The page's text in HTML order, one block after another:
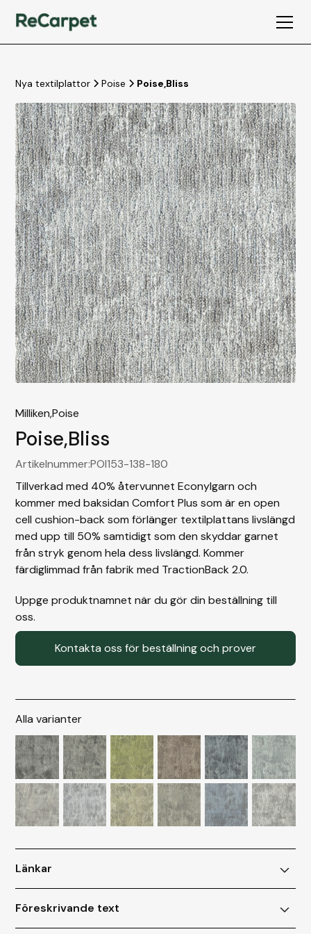
Nya textilplattor Poise Poise,Bliss
Milliken,Poise
Poise,Bliss
Artikelnummer:POI153-138-180
Tillverkad med 40% återvunnet Econylgarn och
kommer med baksidan Comfort Plus som är en open
cell cushion-back som förlänger textilplattans livslängd
med upp till 50% samtidigt som den skyddar garnet
från stryk genom hela dess livslängd. Kommer
färdiglimmad från fabrik med TractionBack 2.0.
Uppge produktnamnet när du gör din beställning till
oss.
Kontakta oss för beställning och prover
Alla varianter
Länkar
• Datablad
• Montering
Föreskrivande text